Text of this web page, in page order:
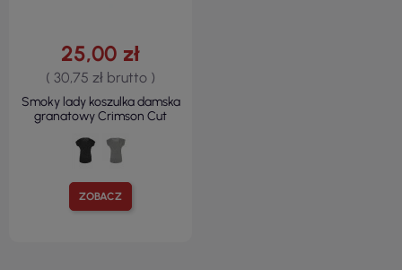
ZOBACZ
25,00 zł
( 30,75 zł brutto )
Smoky lady koszulka damska
granatowy Crimson Cut